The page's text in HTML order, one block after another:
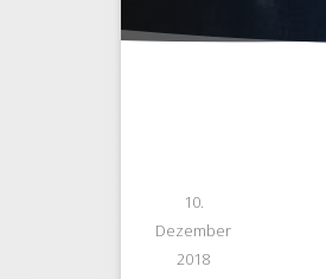
10.
Dezember
2018